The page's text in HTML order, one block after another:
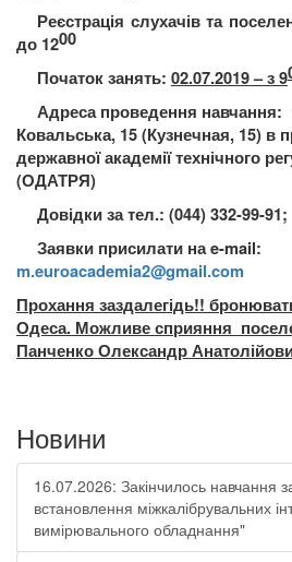
Реєстрація слухачів та
до 1200
Початок занять: 02.07.2019– з 9
Адреса проведення навчання:
Ковальська, 15 (Кузнечная, 15) в
державної академії технічного
(ОДАТРЯ)
Довідкиза тел.: (044) 332-99-91;
Заявки присилати на e-mail:
m.euroacademia2@gmail.com
Прохання заздалегідь!!
Одеса. Можливе сприяння
Панченко Олександр
Новини
16.07.2026: Закінчилось навчання
встановлення міжкалібрувальних
вимірювального обладнання"